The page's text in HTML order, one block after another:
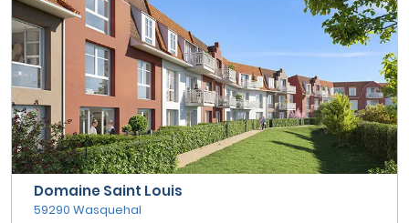
Domaine Saint Louis
59290 Wasquehal